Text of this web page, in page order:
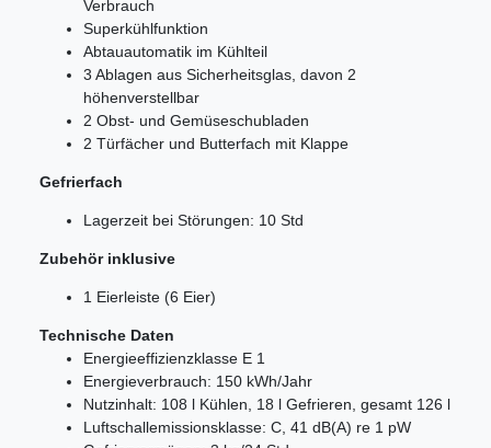
Verbrauch
Superkühlfunktion
Abtauautomatik im Kühlteil
3 Ablagen aus Sicherheitsglas, davon 2
höhenverstellbar
2 Obst- und Gemüseschubladen
2 Türfächer und Butterfach mit Klappe
Gefrierfach
Lagerzeit bei Störungen: 10 Std
Zubehör inklusive
1 Eierleiste (6 Eier)
Technische Daten
Energieeffizienzklasse E 1
Energieverbrauch: 150 kWh/Jahr
Nutzinhalt: 108 l Kühlen, 18 l Gefrieren, gesamt 126 l
Luftschallemissionsklasse: C, 41 dB(A) re 1 pW